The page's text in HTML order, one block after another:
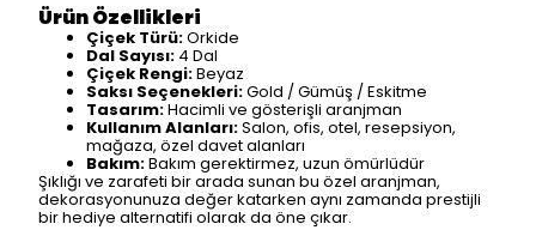
Ürün Özellikleri
Çiçek Türü:Orkide
Dal Sayısı: 4 Dal
Çiçek Rengi:Beyaz
Saksı Seçenekleri:Gold / Gümüş / Eskitme
Tasarım:Hacimli ve gösterişli aranjman
Kullanım Alanları:Salon, ofis, otel, resepsiyon,
mağaza, özel davet alanları
Bakım:Bakım gerektirmez, uzun ömürlüdür
Şıklığı ve zarafeti bir arada sunan bu özel aranjman,
dekorasyonunuza değer katarken aynı zamanda prestijli
bir hediye alternatifi olarak da öne çıkar.